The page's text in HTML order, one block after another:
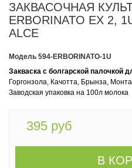
ЗАКВАСОЧНАЯ
ERBORINATO EX 2,
ALCE
Модель 594-ERBORINATO-1U
Закваска с болгарской палочкой
Горгонзола, Качотта, Брынза,
Заводская упаковка на 100л молока
395 руб
В